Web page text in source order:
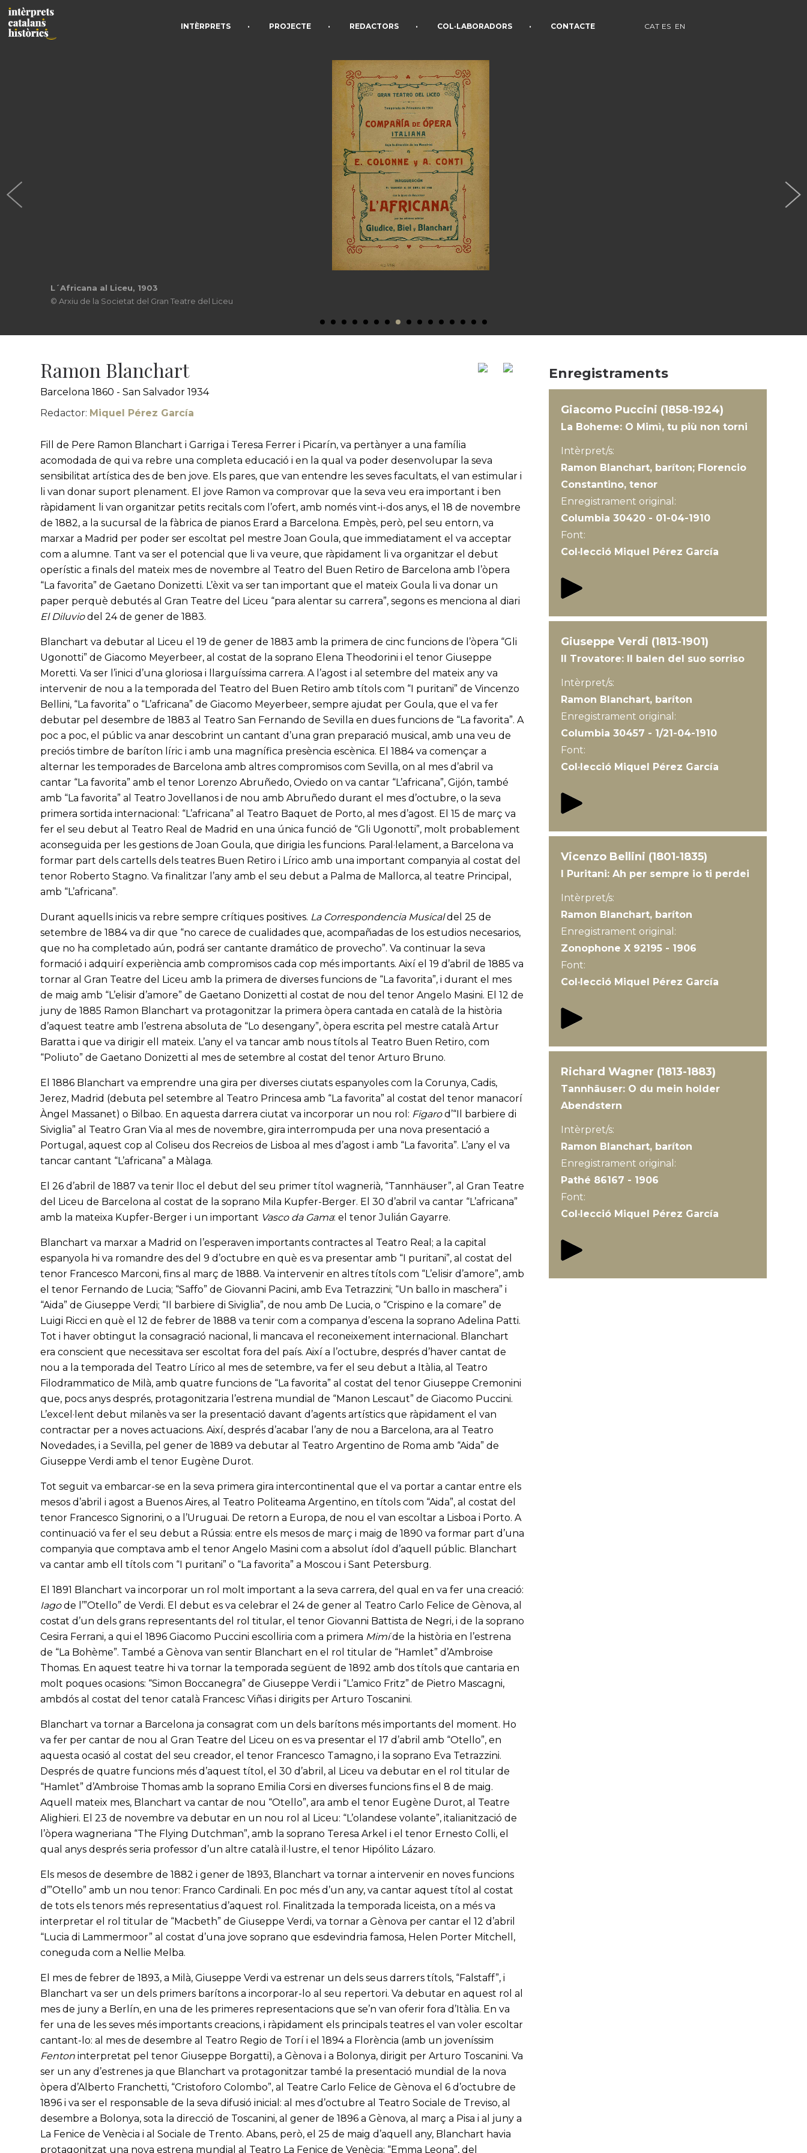
INTÈRPRETS • PROJECTE • REDACTORS • COL·LABORADORS • CONTACTE CAT ES EN
L´Africana al Liceu, 1903
© Arxiu de la Societat del Gran Teatre del Liceu
Ramon Blanchart
Barcelona 1860 - San Salvador 1934
Redactor: Miquel Pérez García
Fill de Pere Ramon Blanchart i Garriga i Teresa Ferrer i Picarín, va pertànyer a una família
acomodada de qui va rebre una completa educació i en la qual va poder desenvolupar la seva
sensibilitat artística des de ben jove. Els pares, que van entendre les seves facultats, el van estimular i
li van donar suport plenament. El jove Ramon va comprovar que la seva veu era important i ben
ràpidament li van organitzar petits recitals com l’ofert, amb només vint-i-dos anys, el 18 de novembre
de 1882, a la sucursal de la fàbrica de pianos Erard a Barcelona. Empès, però, pel seu entorn, va
marxar a Madrid per poder ser escoltat pel mestre Joan Goula, que immediatament el va acceptar
com a alumne. Tant va ser el potencial que li va veure, que ràpidament li va organitzar el debut
operístic a finals del mateix mes de novembre al Teatro del Buen Retiro de Barcelona amb l’òpera
“La favorita” de Gaetano Donizetti. L’èxit va ser tan important que el mateix Goula li va donar un
paper perquè debutés al Gran Teatre del Liceu “para alentar su carrera”, segons es menciona al diari
El Diluviodel 24 de gener de 1883.
Blanchart va debutar al Liceu el 19 de gener de 1883 amb la primera de cinc funcions de l’òpera “Gli
Ugonotti” de Giacomo Meyerbeer, al costat de la soprano Elena Theodorini i el tenor Giuseppe
Moretti. Va ser l’inici d’una gloriosa i llarguíssima carrera. A l’agost i al setembre del mateix any va
intervenir de nou a la temporada del Teatro del Buen Retiro amb títols com “I puritani” de Vincenzo
Bellini, “La favorita” o “L’africana” de Giacomo Meyerbeer, sempre ajudat per Goula, que el va fer
debutar pel desembre de 1883 al Teatro San Fernando de Sevilla en dues funcions de “La favorita”. A
poc a poc, el públic va anar descobrint un cantant d’una gran preparació musical, amb una veu de
preciós timbre de baríton líric i amb una magnífica presència escènica. El 1884 va començar a
alternar les temporades de Barcelona amb altres compromisos com Sevilla, on al mes d’abril va
cantar “La favorita” amb el tenor Lorenzo Abruñedo, Oviedo on va cantar “L’africana”, Gijón, també
amb “La favorita” al Teatro Jovellanos i de nou amb Abruñedo durant el mes d’octubre, o la seva
primera sortida internacional: “L’africana” al Teatro Baquet de Porto, al mes d’agost. El 15 de març va
fer el seu debut al Teatro Real de Madrid en una única funció de “Gli Ugonotti”, molt probablement
aconseguida per les gestions de Joan Goula, que dirigia les funcions. Paral·lelament, a Barcelona va
formar part dels cartells dels teatres Buen Retiro i Lírico amb una important companyia al costat del
tenor Roberto Stagno. Va finalitzar l’any amb el seu debut a Palma de Mallorca, al teatre Principal,
amb “L’africana”.
Durant aquells inicis va rebre sempre crítiques positives. La Correspondencia Musicaldel 25 de
setembre de 1884 va dir que “no carece de cualidades que, acompañadas de los estudios necesarios,
que no ha completado aún, podrá ser cantante dramático de provecho”. Va continuar la seva
formació i adquirí experiència amb compromisos cada cop més importants. Així el 19 d’abril de 1885 va
tornar al Gran Teatre del Liceu amb la primera de diverses funcions de “La favorita”, i durant el mes
de maig amb “L’elisir d’amore” de Gaetano Donizetti al costat de nou del tenor Angelo Masini. El 12 de
juny de 1885 Ramon Blanchart va protagonitzar la primera òpera cantada en català de la història
d’aquest teatre amb l’estrena absoluta de “Lo desengany”, òpera escrita pel mestre català Artur
Baratta i que va dirigir ell mateix. L’any el va tancar amb nous títols al Teatro Buen Retiro, com
“Poliuto” de Gaetano Donizetti al mes de setembre al costat del tenor Arturo Bruno.
El 1886 Blanchart va emprendre una gira per diverses ciutats espanyoles com la Corunya, Cadis,
Jerez, Madrid (debuta pel setembre al Teatro Princesa amb “La favorita” al costat del tenor manacorí
Àngel Massanet) o Bilbao. En aquesta darrera ciutat va incorporar un nou rol: Figarod’“Il barbiere di
Siviglia” al Teatro Gran Via al mes de novembre, gira interrompuda per una nova presentació a
Portugal, aquest cop al Coliseu dos Recreios de Lisboa al mes d’agost i amb “La favorita”. L’any el va
tancar cantant “L’africana” a Màlaga.
El 26 d’abril de 1887 va tenir lloc el debut del seu primer títol wagnerià, “Tannhäuser”, al Gran Teatre
del Liceu de Barcelona al costat de la soprano Mila Kupfer-Berger. El 30 d’abril va cantar “L’africana”
amb la mateixa Kupfer-Berger i un important Vasco da Gama: el tenor Julián Gayarre.
Blanchart va marxar a Madrid on l’esperaven importants contractes al Teatro Real; a la capital
espanyola hi va romandre des del 9 d’octubre en què es va presentar amb “I puritani”, al costat del
tenor Francesco Marconi, fins al març de 1888. Va intervenir en altres títols com “L’elisir d’amore”, amb
el tenor Fernando de Lucia; “Saffo” de Giovanni Pacini, amb Eva Tetrazzini; “Un ballo in maschera” i
“Aida” de Giuseppe Verdi; “Il barbiere di Siviglia”, de nou amb De Lucia, o “Crispino e la comare” de
Luigi Ricci en què el 12 de febrer de 1888 va tenir com a companya d’escena la soprano Adelina Patti.
Tot i haver obtingut la consagració nacional, li mancava el reconeixement internacional. Blanchart
era conscient que necessitava ser escoltat fora del país. Així a l’octubre, després d’haver cantat de
nou a la temporada del Teatro Lírico al mes de setembre, va fer el seu debut a Itàlia, al Teatro
Filodrammatico de Milà, amb quatre funcions de “La favorita” al costat del tenor Giuseppe Cremonini
que, pocs anys després, protagonitzaria l’estrena mundial de “Manon Lescaut” de Giacomo Puccini.
L’excel·lent debut milanès va ser la presentació davant d’agents artístics que ràpidament el van
contractar per a noves actuacions. Així, després d’acabar l’any de nou a Barcelona, ara al Teatro
Novedades, i a Sevilla, pel gener de 1889 va debutar al Teatro Argentino de Roma amb “Aida” de
Giuseppe Verdi amb el tenor Eugène Durot.
Tot seguit va embarcar-se en la seva primera gira intercontinental que el va portar a cantar entre els
mesos d’abril i agost a Buenos Aires, al Teatro Politeama Argentino, en títols com “Aida”, al costat del
tenor Francesco Signorini, o a l’Uruguai. De retorn a Europa, de nou el van escoltar a Lisboa i Porto. A
continuació va fer el seu debut a Rússia: entre els mesos de març i maig de 1890 va formar part d’una
companyia que comptava amb el tenor Angelo Masini com a absolut ídol d’aquell públic. Blanchart
va cantar amb ell títols com “I puritani” o “La favorita” a Moscou i Sant Petersburg.
El 1891 Blanchart va incorporar un rol molt important a la seva carrera, del qual en va fer una creació:
Iagode l’”Otello” de Verdi. El debut es va celebrar el 24 de gener al Teatro Carlo Felice de Gènova, al
costat d’un dels grans representants del rol titular, el tenor Giovanni Battista de Negri, i de la soprano
Cesira Ferrani, a qui el 1896 Giacomo Puccini escolliria com a primera Mimíde la història en l’estrena
de “La Bohème”. També a Gènova van sentir Blanchart en el rol titular de “Hamlet” d’Ambroise
Thomas. En aquest teatre hi va tornar la temporada següent de 1892 amb dos títols que cantaria en
molt poques ocasions: “Simon Boccanegra” de Giuseppe Verdi i “L’amico Fritz” de Pietro Mascagni,
ambdós al costat del tenor català Francesc Viñas i dirigits per Arturo Toscanini.
Blanchart va tornar a Barcelona ja consagrat com un dels barítons més importants del moment. Ho
va fer per cantar de nou al Gran Teatre del Liceu on es va presentar el 17 d’abril amb “Otello”, en
aquesta ocasió al costat del seu creador, el tenor Francesco Tamagno, i la soprano Eva Tetrazzini.
Després de quatre funcions més d’aquest títol, el 30 d’abril, al Liceu va debutar en el rol titular de
“Hamlet” d’Ambroise Thomas amb la soprano Emilia Corsi en diverses funcions fins el 8 de maig.
Aquell mateix mes, Blanchart va cantar de nou “Otello”, ara amb el tenor Eugène Durot, al Teatre
Alighieri. El 23 de novembre va debutar en un nou rol al Liceu: “L’olandese volante”, italianització de
l’òpera wagneriana “The Flying Dutchman”, amb la soprano Teresa Arkel i el tenor Ernesto Colli, el
qual anys després seria professor d’un altre català il·lustre, el tenor Hipólito Lázaro.
Els mesos de desembre de 1882 i gener de 1893, Blanchart va tornar a intervenir en noves funcions
d’”Otello” amb un nou tenor: Franco Cardinali. En poc més d’un any, va cantar aquest títol al costat
de tots els tenors més representatius d’aquest rol. Finalitzada la temporada liceista, on a més va
interpretar el rol titular de “Macbeth” de Giuseppe Verdi, va tornar a Gènova per cantar el 12 d’abril
“Lucia di Lammermoor” al costat d’una jove soprano que esdevindria famosa, Helen Porter Mitchell,
coneguda com a Nellie Melba.
El mes de febrer de 1893, a Milà, Giuseppe Verdi va estrenar un dels seus darrers títols, “Falstaff”, i
Blanchart va ser un dels primers barítons a incorporar-lo al seu repertori. Va debutar en aquest rol al
mes de juny a Berlín, en una de les primeres representacions que se’n van oferir fora d’Itàlia. En va
fer una de les seves més importants creacions, i ràpidament els principals teatres el van voler escoltar
cantant-lo: al mes de desembre al Teatro Regio de Torí i el 1894 a Florència (amb un joveníssim
Fenton interpretat pel tenor Giuseppe Borgatti), a Gènova i a Bolonya, dirigit per Arturo Toscanini. Va
ser un any d’estrenes ja que Blanchart va protagonitzar també la presentació mundial de la nova
òpera d’Alberto Franchetti, “Cristoforo Colombo”, al Teatre Carlo Felice de Gènova el 6 d’octubre de
1896 i va ser el responsable de la seva difusió inicial: al mes d’octubre al Teatro Sociale de Treviso, al
desembre a Bolonya, sota la direcció de Toscanini, al gener de 1896 a Gènova, al març a Pisa i al juny a
La Fenice de Venècia i al Sociale de Trento. Abans, però, el 25 de maig d’aquell any, Blanchart havia
protagonitzat una nova estrena mundial al Teatro La Fenice de Venècia: “Emma Leona”, del
Enregistraments
Giacomo Puccini (1858-1924)
La Boheme: O Mimì, tu più non torni
Intèrpret/s:
Ramon Blanchart, baríton; Florencio
Constantino, tenor
Enregistrament original:
Columbia 30420 - 01-04-1910
Font:
Col·lecció Miquel Pérez García
Giuseppe Verdi (1813-1901)
Il Trovatore: Il balen del suo sorriso
Intèrpret/s:
Ramon Blanchart, baríton
Enregistrament original:
Columbia 30457 - 1/21-04-1910
Font:
Col·lecció Miquel Pérez García
Vicenzo Bellini (1801-1835)
I Puritani: Ah per sempre io ti perdei
Intèrpret/s:
Ramon Blanchart, baríton
Enregistrament original:
Zonophone X 92195 - 1906
Font:
Col·lecció Miquel Pérez García
Richard Wagner (1813-1883)
Tannhäuser: O du mein holder
Abendstern
Intèrpret/s:
Ramon Blanchart, baríton
Enregistrament original:
Pathé 86167 - 1906
Font:
Col·lecció Miquel Pérez García